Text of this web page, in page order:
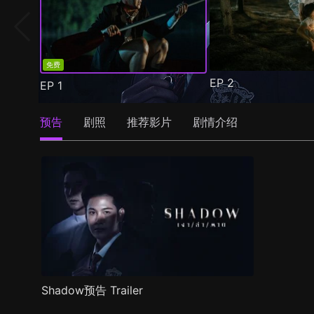
免费
EP 1 EP2
预告 剧照 推荐影片 剧情介绍
Shadow预告 Trailer